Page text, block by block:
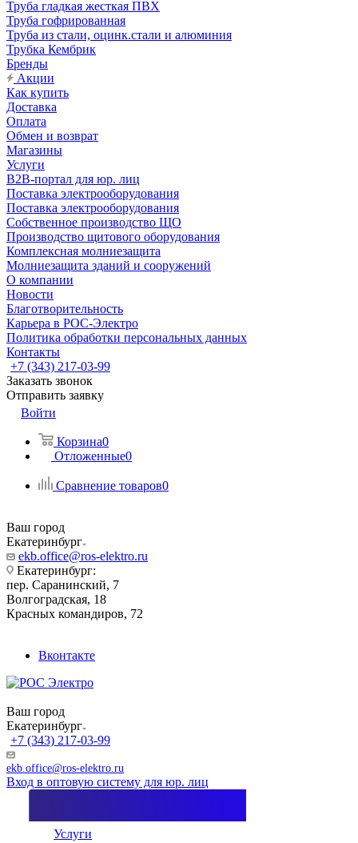
Труба гладкая жесткая ПВХ
Труба гофрированная
Труба из стали, оцинк.стали и алюминия
Трубка Кембрик
Бренды
Акции
Как купить
Доставка
Оплата
Обмен и возврат
Магазины
Услуги
B2B-портал для юр. лиц
Поставка электрооборудования
Поставка электрооборудования
Собственное производство ЩО
Производство щитового оборудования
Комплексная молниезащита
Молниезащита зданий и сооружений
О компании
Новости
Благотворительность
Карьера в РОС-Электро
Политика обработки персональных данных
Контакты
+7 (343) 217-03-99
Заказать звонок
Отправить заявку
Войти
Корзина0
Отложенные0
Сравнение товаров0
Ваш город
Екатеринбург
ekb.office@ros-elektro.ru
Екатеринбург:
пер. Саранинский, 7
Волгоградская, 18
Красных командиров, 72
Вконтакте
Ваш город
Екатеринбург
+7 (343) 217-03-99
ekb.office@ros-elektro.ru
Вход в оптовую систему для юр. лиц
Услуги